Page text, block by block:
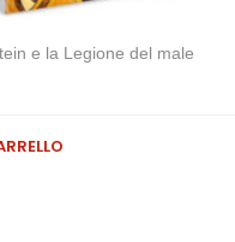
e la Legione del male